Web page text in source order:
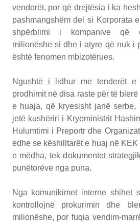
vendorët, por që drejtësia i ka
pashmangshëm del si Korporata
shpërblimi i kompanive që
milionëshe si dhe i atyre që nuk i
është fenomen mbizotërues.
Ngushtë i lidhur me tenderët e
prodhimit në disa raste për të
e huaja, që kryesisht janë
jetë kushëriri i Kryeministrit
Hulumtimi i Preportr dhe
edhe se këshilltarët e huaj në
e mëdha, tek dokumentet
punëtorëve nga puna.
Nga komunikimet interne shihet
kontrollojnë prokurimin dhe
milionëshe, por fuqia vendim-